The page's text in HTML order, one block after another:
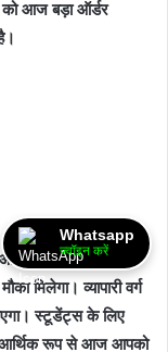
आज बड़ा ऑर्डर
वाद-विवाद से दूर
मिलेगा। व्यापारी वर्ग
स्टूडेंट्स के लिए
आर्थिक रूप से आज आपको
Whatsapp
ज्वॉइन करें